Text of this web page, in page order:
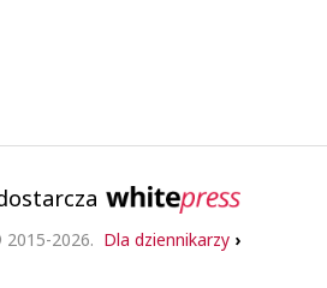
2026. Dla dziennikarzy ›